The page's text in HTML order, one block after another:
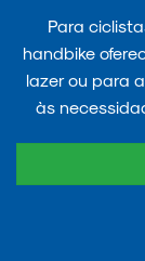
Para
handbike
lazer ou para
às